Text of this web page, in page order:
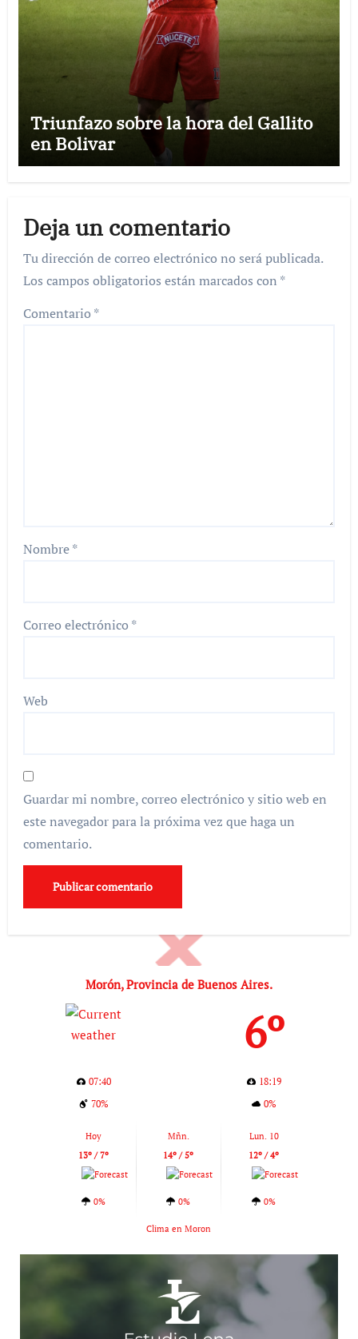
Triunfazo sobre la hora del Gallito
en Bolivar
Deja un comentario
Tu dirección de correo electrónico no será publicada.
Los campos obligatorios están marcados con *
Comentario *
Nombre*
Correo electrónico *
Web
Guardar mi nombre, correo electrónico y sitio web en
este navegador para la próxima vez que haga un
comentario.
Morón, Provincia de Buenos Aires.
6º
07:40
18:19
70%
0%
Hoy
13º / 7º
0%
Mñn.
14º / 5º
0%
Lun. 10
12º / 4º
0%
Clima en Moron